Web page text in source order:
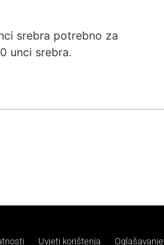
srebra potrebno za
unci srebra.
Uvjeti korištenja Oglašavanje